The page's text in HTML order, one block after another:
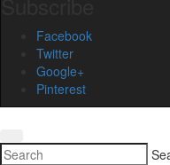
Facebook
Twitter
Google+
Pinterest